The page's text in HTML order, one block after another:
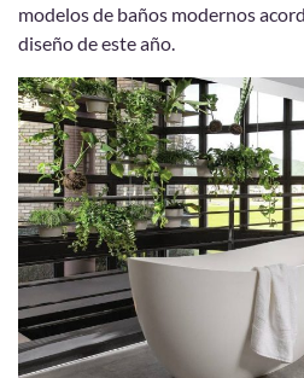
modelos de baños modernos
diseño de este año.